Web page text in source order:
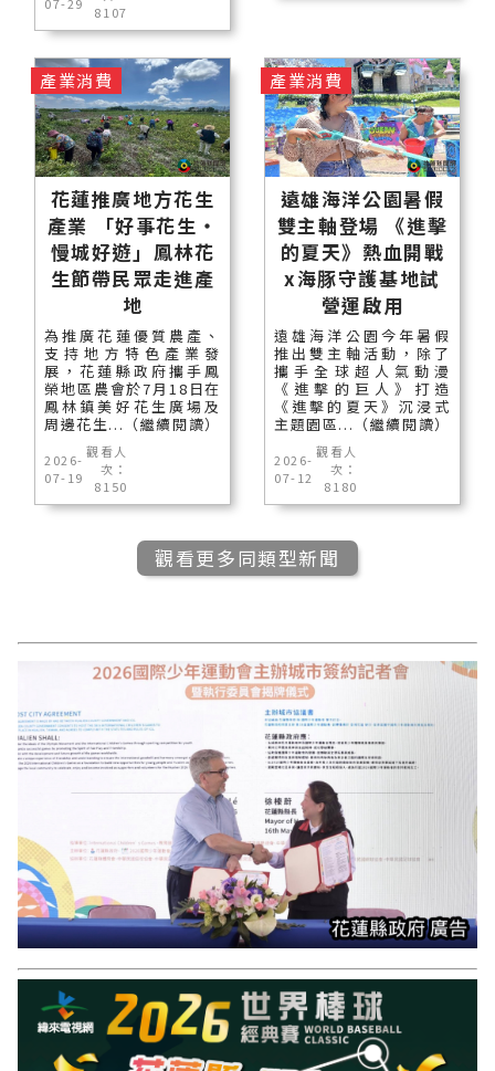
8107
花蓮推廣地方花生
產業 「好事花生・
慢城好遊」鳳林花
生節帶民眾走進產
地
為推廣花蓮優質農產、
支持地方特色產業發
展，花蓮縣政府攜手鳳
榮地區農會於7月18日在
鳳林鎮美好花生廣場及
周邊花生...（繼續閱讀）
2026-
07-19
觀看人
次：
8150
產業消費
遠雄海洋公園暑假
雙主軸登場 《進擊
的夏天》熱血開戰
x海豚守護基地試
營運啟用
遠雄海洋公園今年暑假
推出雙主軸活動，除了
攜手全球超人氣動漫
《進擊的巨人》打造
《進擊的夏天》沉浸式
主題園區...（繼續閱讀）
2026-
07-12
觀看人
次：
8180
產業消費
觀看更多同類型新聞